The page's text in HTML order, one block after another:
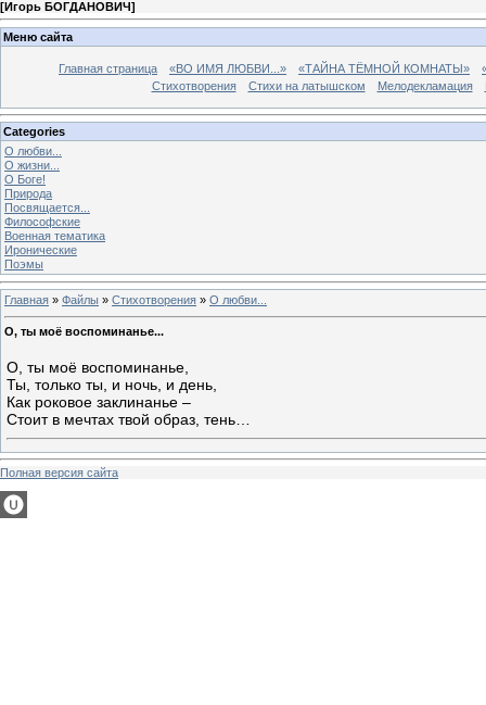
[Игорь БОГДАНОВИЧ]
Меню сайта
Главная страница «ВО ИМЯ ЛЮБВИ...» «ТАЙНА ТЁМНОЙ КОМНАТЫ»
Стихотворения
Стихи на латышском Мелодекламация
Categories
О любви...
О жизни...
О Боге!
Природа
Посвящается...
Философские
Военная тематика
Иронические
Поэмы
Главная » Файлы » Стихотворения » О любви...
О, ты моё воспоминанье...
О, ты моё воспоминанье,
Ты, только ты, и ночь, и день,
Как роковое заклинанье –
Стоит в мечтах твой образ, тень…
Полная версия сайта